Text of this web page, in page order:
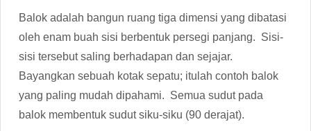
Balok adalah bangun ruang tiga dimensi yang dibatasi
oleh enam buah sisi berbentuk persegi panjang. Sisi-
sisi tersebut saling berhadapan dan sejajar.
Bayangkan sebuah kotak sepatu; itulah contoh balok
yang paling mudah dipahami. Semua sudut pada
balok membentuk sudut siku-siku (90 derajat).